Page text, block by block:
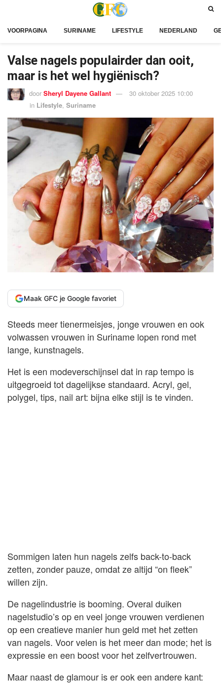
VOORPAGINA SURINAME LIFESTYLE NEDERLAND
Valse nagels populairder dan ooit,
maar is het wel hygiënisch?
door Sheryl Dayene Gallant
30 oktober 2025 10:00
in Lifestyle, Suriname
Maak GFC je Google favoriet
Steeds meer tienermeisjes, jonge vrouwen en ook
volwassen vrouwen in Suriname lopen rond met
lange, kunstnagels.
Het is een modeverschijnsel dat in rap tempo is
uitgegroeid tot dagelijkse standaard. Acryl, gel,
polygel, tips, nail art: bijna elke stijl is te vinden.
Sommigen laten hun nagels zelfs back-to-back
zetten, zonder pauze, omdat ze altijd “on fleek”
willen zijn.
De nagelindustrie is booming. Overal duiken
nagelstudio’s op en veel jonge vrouwen verdienen
op een creatieve manier hun geld met het zetten
van nagels. Voor velen is het meer dan mode; het is
expressie en een boost voor het zelfvertrouwen.
Maar naast de glamour is er ook een andere kant: